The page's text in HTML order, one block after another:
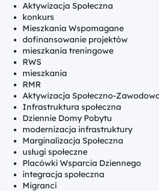
Aktywizacja Społeczna
konkurs
Mieszkania Wspomagane
dofinansowanie projektów
mieszkania treningowe
RWS
mieszkania
RMR
Aktywizacja Społeczno-
Infrastruktura społeczna
Dziennie Domy Pobytu
modernizacja infrastruktury
Marginalizacja Społeczna
usługi społeczne
Placówki Wsparcia Dziennego
integracja społeczna
Migranci